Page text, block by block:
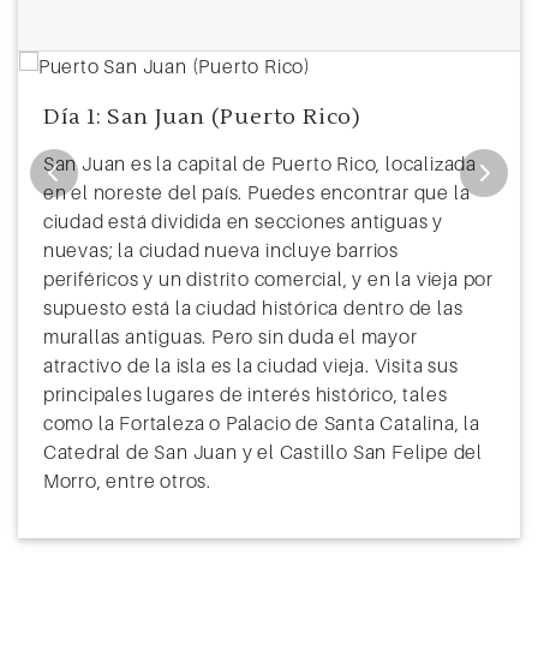
Día 1: San Juan (Puerto Rico)
San Juan es la capital de Puerto Rico, localizada
en el noreste del país. Puedes encontrar que la
ciudad está dividida en secciones antiguas y
nuevas; la ciudad nueva incluye barrios
periféricos y un distrito comercial, y en la vieja por
supuesto está la ciudad histórica dentro de las
murallas antiguas. Pero sin duda el mayor
atractivo de la isla es la ciudad vieja. Visita sus
principales lugares de interés histórico, tales
como la Fortaleza o Palacio de Santa Catalina, la
Catedral de San Juan y el Castillo San Felipe del
Morro, entre otros.